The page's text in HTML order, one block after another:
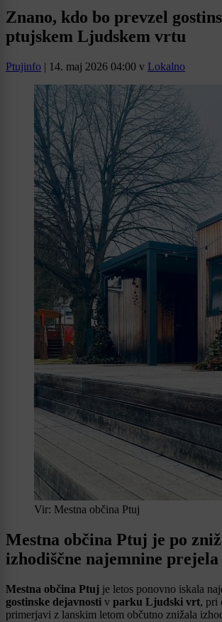
Znano, kdo bo prevzel
ptujskem Ljudskem vrtu
Ptujinfo | 14. maj 2026 04:00 v Lokalno
Vir: Mestna občina Ptuj
Mestna občina Ptuj je po
izhodiščne najemnine
Mestna občina Ptuj je letos ponovno iskala
gostinske dejavnosti v parku Ljudski vrt, pri
primerjavi z lanskim letom občutno znižala